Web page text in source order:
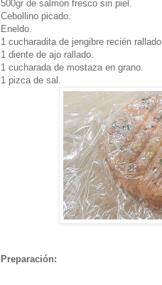
500gr de salmón fresco sin piel.
Cebollino picado.
Eneldo.
1 cucharadita de jengibre recién rallado.
1 diente de ajo rallado.
1 cucharada de mostaza en grano.
1 pizca de sal.
Preparación: